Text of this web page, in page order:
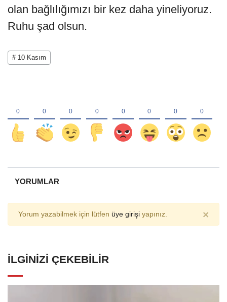
olan bağlılığımızı bir kez daha yineliyoruz.
Ruhu şad olsun.
# 10 Kasım
YORUMLAR
Yorum yazabilmek için lütfen üye girişi yapınız. ×
İLGINIZI ÇEKEBILIR